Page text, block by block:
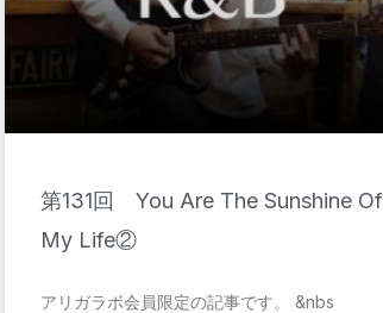
第131回 You Are The Sunshine Of
My Life②
アリガラボ会員限定の記事です。 &nbs